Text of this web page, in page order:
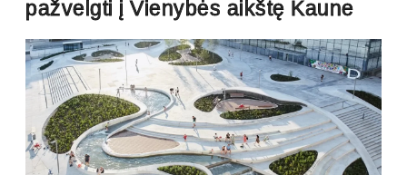
pažvelgti į Vienybės aikštę Kaune